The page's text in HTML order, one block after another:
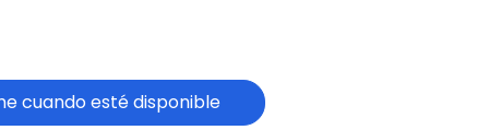
cuando esté disponible